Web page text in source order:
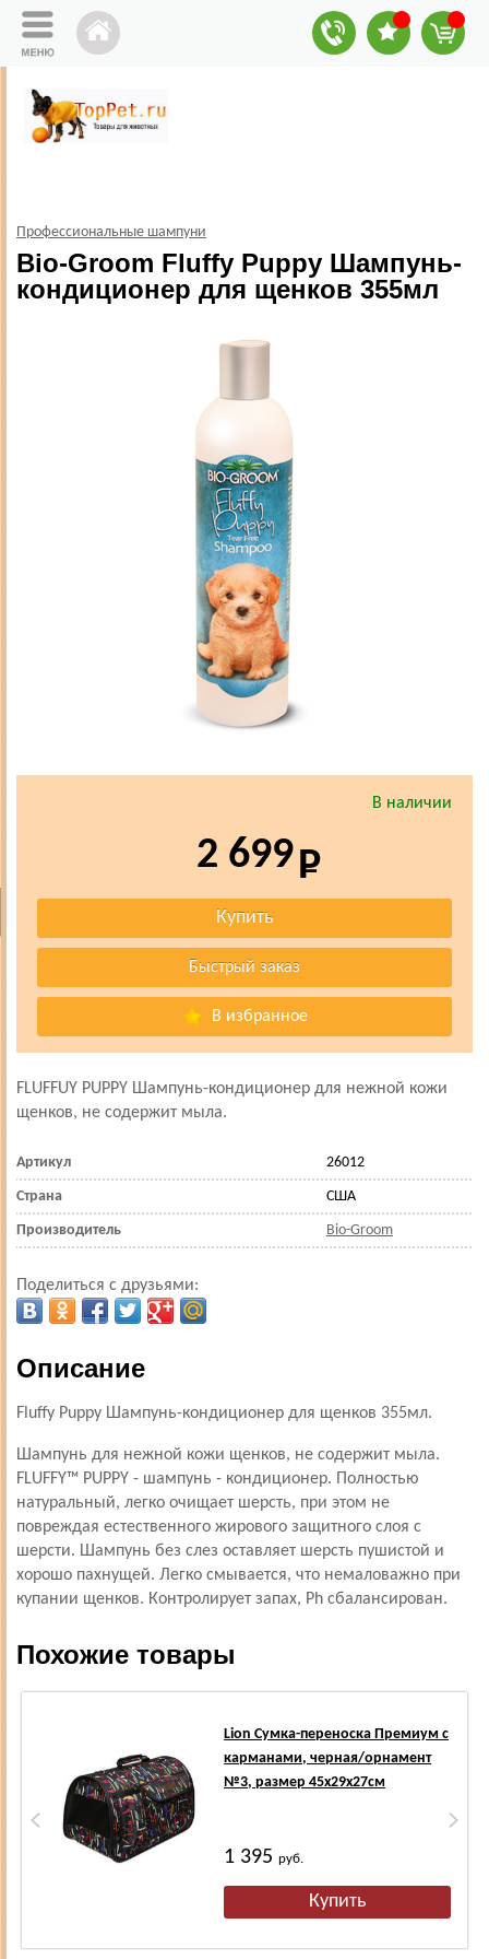
Профессиональные шампуни
Bio-Groom Fluffy Puppy Шампунь-
кондиционер для щенков 355мл
В наличии
2 699
В избранное
FLUFFUY PUPPY Шампунь-кондиционер для нежной кожи
щенков, не содержит мыла.
Артикул 26012
Страна США
Производитель Bio-Groom
Поделиться с друзьями:
Описание
Fluffy Puppy Шампунь-кондиционер для щенков 355мл.
Шампунь для нежной кожи щенков, не содержит мыла.
FLUFFY™ PUPPY - шампунь - кон­диционер. Полностью
натуральный, легко очищает шерсть, при этом не
повреждая естественного жирового защитного слоя с
шерсти. Шампунь без слез оставляет шерсть пушистой и
хорошо пахнущей. Легко смывается, что немаловажно при
купании щенков. Контролирует запах, Ph сбалансирован.
Похожие товары
Lion Сумка-переноска Премиум с
карманами, черная/орнамент
№3, размер 45х29х27см
1 395руб.